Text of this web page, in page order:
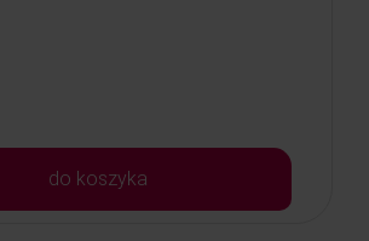
do koszyka